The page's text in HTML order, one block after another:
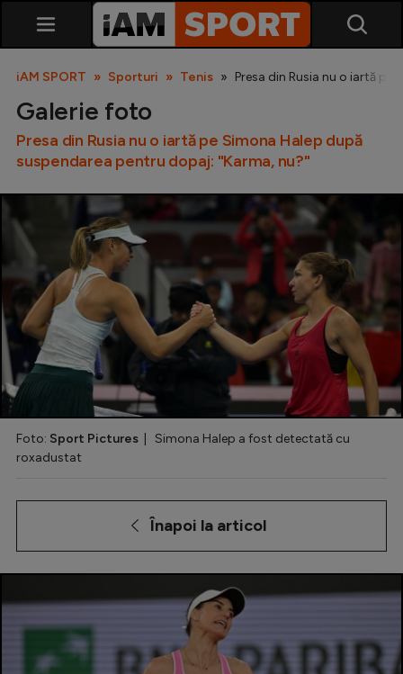
SuperLiga
Liga 2
Cupa României
Echipa Națională
Fotbal feminin
Special
Inedit
Clasamente
Champions League
Europa League
iAM SPORT Sporturi Tenis Presa din Rusia nu o iartă
Galerie foto
Presa din Rusia nu o iartă pe Simona Halep după
suspendarea pentru dopaj: "Karma, nu?"
Foto: Sport Pictures | Simona Halep a fost detectată cu
roxadustat
Înapoi la articol